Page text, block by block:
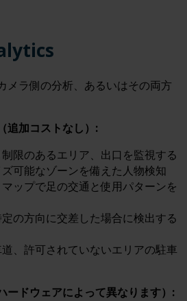
メラ側の分析、あるいはその両方
追加コストなし）:
限のあるエリア、出口を監視する
可能なゾーンを備えた人物検知
ップで足の交通と使用パターンを
の方向に交差した場合に検出する
、許可されていないエリアの駐車
ードウェアによって異なります）: